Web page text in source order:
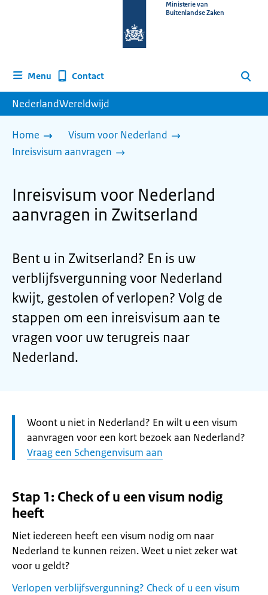
homepage
Ministerie van
Buitenlandse Zaken
Menu Contact Zoeken
NederlandWereldwijd
Home
Visum voor Nederland
Inreisvisum aanvragen
Inreisvisum voor Nederland
aanvragen in Zwitserland
Bent u in Zwitserland? En is uw
verblijfsvergunning voor Nederland
kwijt, gestolen of verlopen? Volg de
stappen om een inreisvisum aan te
vragen voor uw terugreis naar
Nederland.
Let
op:
Woont u niet in Nederland? En wilt u een visum
aanvragen voor een kort bezoek aan Nederland?
Vraag een Schengenvisum aan
Stap 1: Check of u een visum nodig
heeft
Niet iedereen heeft een visum nodig om naar
Nederland te kunnen reizen. Weet u niet zeker wat
voor u geldt?
Verlopen verblijfsvergunning? Check of u een visum